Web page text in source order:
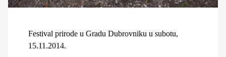
Festival prirode u Gradu Dubrovniku u subotu,
15.11.2014.